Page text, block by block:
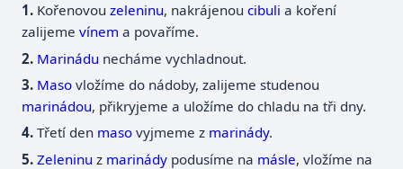
Kořenovouzeleninu, nakrájenoucibuli a koření
zalijemevínem a povaříme.
Marinádu necháme vychladnout.
Maso vložíme do nádoby, zalijeme studenou
marinádou, přikryjeme a uložíme do chladu na tři dny.
Třetí den maso vyjmeme z marinády.
Zeleninu z marinády podusíme na másle, vložíme na